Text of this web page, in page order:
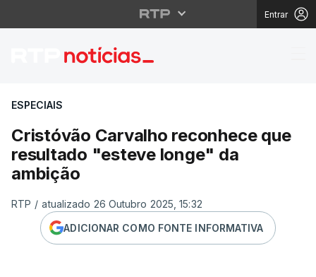
Entrar
Cristóvão Carvalho
ESPECIAIS
Cristóvão Carvalho reconhece que
resultado "esteve longe" da
ambição
RTP / atualizado 26 Outubro 2025, 15:32
ADICIONAR COMO FONTE INFORMATIVA